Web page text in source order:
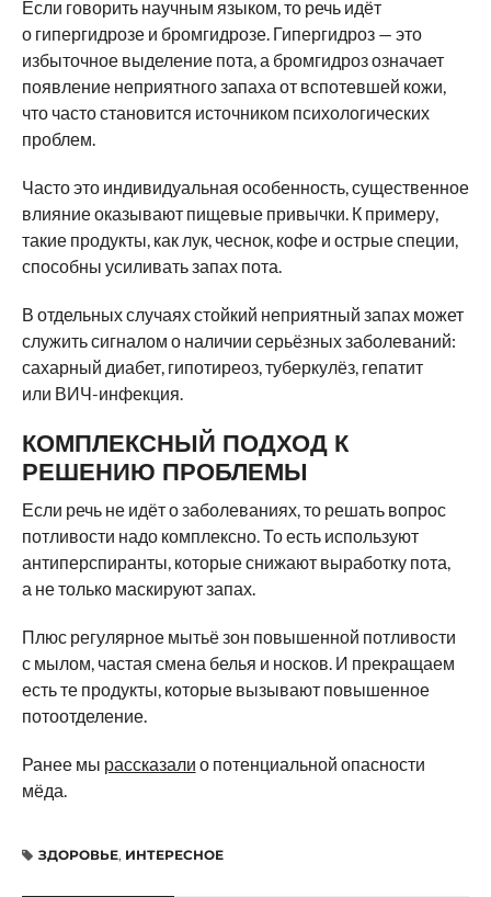
Если говорить научным языком, то речь идёт
о гипергидрозе и бромгидрозе. Гипергидроз — это
избыточное выделение пота, а бромгидроз означает
появление неприятного запаха от вспотевшей кожи,
что часто становится источником психологических
проблем.
Часто это индивидуальная особенность, существенное
влияние оказывают пищевые привычки. К примеру,
такие продукты, как лук, чеснок, кофе и острые специи,
способны усиливать запах пота.
В отдельных случаях стойкий неприятный запах может
служить сигналом о наличии серьёзных заболеваний:
сахарный диабет, гипотиреоз, туберкулёз, гепатит
или ВИЧ-инфекция.
КОМПЛЕКСНЫЙ ПОДХОД К
РЕШЕНИЮ ПРОБЛЕМЫ
Если речь не идёт о заболеваниях, то решать вопрос
потливости надо комплексно. То есть используют
антиперспиранты, которые снижают выработку пота,
а не только маскируют запах.
Плюс регулярное мытьё зон повышенной потливости
с мылом, частая смена белья и носков. И прекращаем
есть те продукты, которые вызывают повышенное
потоотделение.
Ранее мы рассказали о потенциальной опасности
мёда.
ЗДОРОВЬЕ, ИНТЕРЕСНОЕ